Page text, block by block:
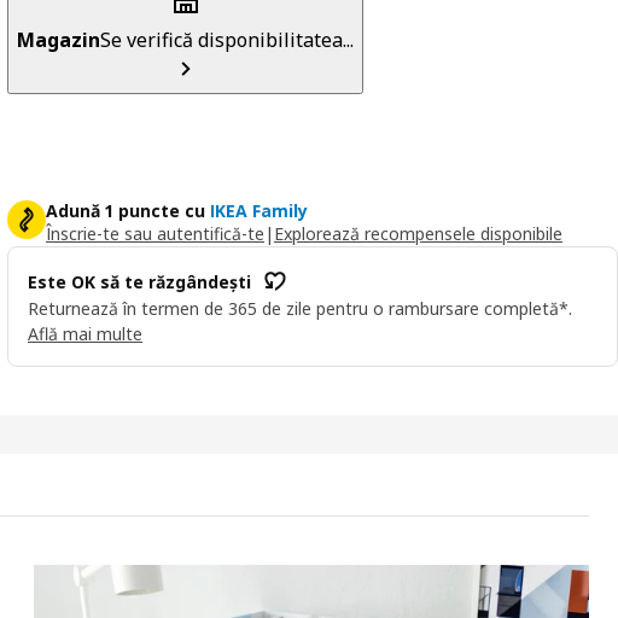
MagazinSe verifică disponibilitatea...
Adună 1 puncte cu IKEA Family
Înscrie-te sau autentifică-te | Explorează recompensele disponibile
Este OK să te răzgândești
Returnează în termen de 365 de zile pentru o rambursare completă*.
Află mai multe